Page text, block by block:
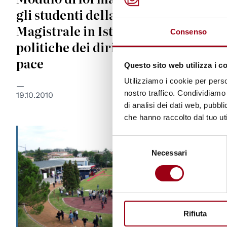
Consenso
Questo sito web utilizza i
Utilizziamo i cookie per
nostro traffico.
di analisi dei dati web,
che hanno raccolto dal tuo
del
consenso
Necessari
Rifiuta
gli studenti della Laurea
Magistrale in Istituzioni e
politiche dei diritti umani e della
pace
19.10.2010